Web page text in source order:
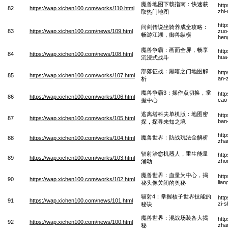
82 https://wap.xichen100.com/works/110.html
魔兽地图下载指南：快速获
取热门地图
zhi-
83 https://wap.xichen100.com/news/109.html
问剑传说坐骑养成全攻略：
畅游江湖，御兽纵横
84 https://wap.xichen100.com/news/108.html
魔兽争霸：画面全屏，畅享
沉浸式战斗
85 https://wap.xichen100.com/works/107.html
部落征战：黑暗之门地图解
析
an-
86 https://wap.xichen100.com/works/106.html
魔兽争霸3：操作点切换，掌
握中心
87 https://wap.xichen100.com/works/105.html
逃离塔科夫单机版：地图密
探，探寻未知之境
88 https://wap.xichen100.com/works/104.html 魔兽世界：防战玩法全解析
89 https://wap.xichen100.com/works/103.html
辐射治愈机器人，重生能量
涌动
90 https://wap.xichen100.com/works/102.html
魔兽世界：血量为中心，揭
秘头像关闭的奥秘
91 https://wap.xichen100.com/news/101.html
辐射4：掌握核子世界技能的
秘诀
zi-
92 https://wap.xichen100.com/news/100.html
魔兽世界：混战场装备大揭
秘